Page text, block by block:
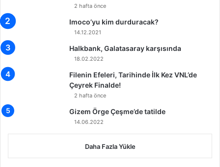
n
d
d
u
2 hafta önce
Imoco’yu kim durduracak?
14.12.2021
Halkbank, Galatasaray karşısında
18.02.2022
Filenin Efeleri, Tarihinde İlk Kez VNL’de
Çeyrek Finalde!
2 hafta önce
Gizem Örge Çeşme’de tatilde
14.06.2022
Daha Fazla Yükle